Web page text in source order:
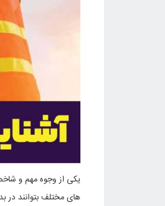
یکی از وجوه مهم و
های مختلف بتوانند در